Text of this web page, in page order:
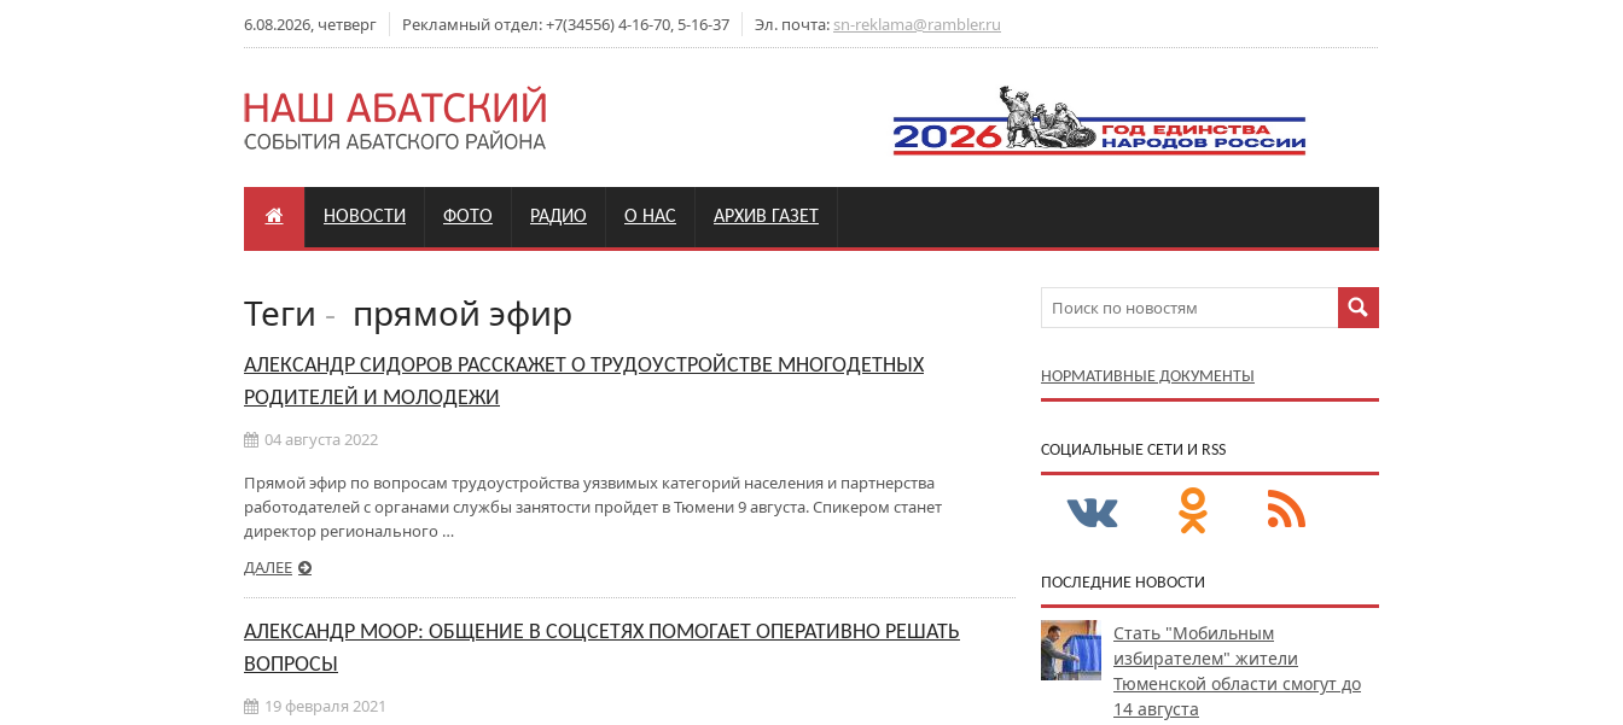
6.08.2026, четверг Рекламный отдел: +7(34556) 4-16-70, 5-16-37 Эл. почта: sn-reklama@rambler.ru
НОВОСТИ ФОТО РАДИО О НАС АРХИВ ГАЗЕТ
Теги - прямой эфир
АЛЕКСАНДР СИДОРОВ РАССКАЖЕТ О ТРУДОУСТРОЙСТВЕ МНОГОДЕТНЫХ
РОДИТЕЛЕЙ И МОЛОДЕЖИ
04 августа 2022
Прямой эфир по вопросам трудоустройства уязвимых категорий населения и партнерства
работодателей с органами службы занятости пройдет в Тюмени 9 августа. Спикером станет
директор регионального …
ДАЛЕЕ
АЛЕКСАНДР МООР: ОБЩЕНИЕ В СОЦСЕТЯХ ПОМОГАЕТ ОПЕРАТИВНО РЕШАТЬ
ВОПРОСЫ
19 февраля 2021
НОРМАТИВНЫЕ ДОКУМЕНТЫ
CОЦИАЛЬНЫЕ СЕТИ И RSS
ПОСЛЕДНИЕ НОВОСТИ
Стать "Мобильным
избирателем" жители
Тюменской области смогут до
14 августа